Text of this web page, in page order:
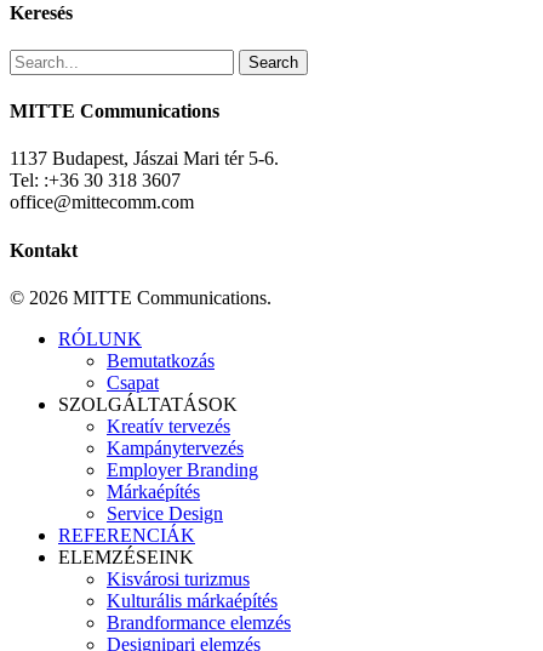
Keresés
Search
MITTE Communications
1137 Budapest, Jászai Mari tér 5-6.
Tel: :+36 30 318 3607
office@mittecomm.com
Kontakt
© 2026 MITTE Communications.
Close
RÓLUNK
Bemutatkozás
Csapat
SZOLGÁLTATÁSOK
Kreatív tervezés
Kampánytervezés
Employer Branding
Márkaépítés
Service Design
REFERENCIÁK
ELEMZÉSEINK
Kisvárosi turizmus
Kulturális márkaépítés
Brandformance elemzés
Designipari elemzés